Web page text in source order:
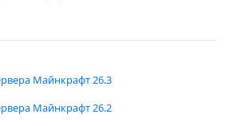
Майнкрафт 26.3
Майнкрафт 26.2